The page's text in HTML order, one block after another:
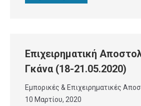
Επιχειρηματική
Γκάνα (18-21.05.2020)
Εμπορικές & Επιχειρηματικές
10 Μαρτίου, 2020